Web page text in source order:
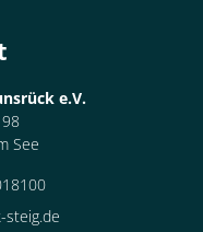
e.V.
See
steig.de